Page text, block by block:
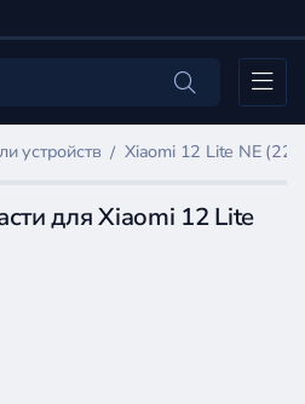
устройств Xiaomi 12 Lite NE
для Xiaomi 12 Lite